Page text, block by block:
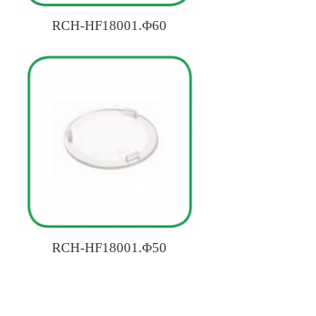
RCH-HF18001.Φ60
RCH-HF18001.Φ50